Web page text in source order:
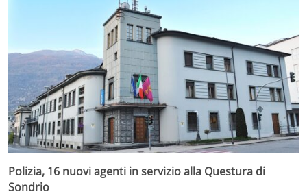
Polizia, 16 nuovi agenti in servizio alla Questura di
Sondrio